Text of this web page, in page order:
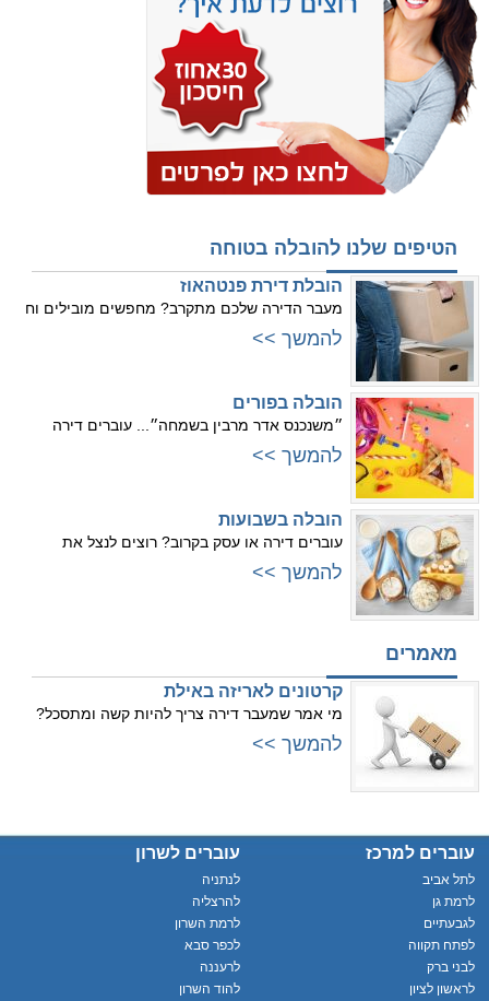
הטיפים שלנו להובלה בטוחה
הובלת דירת פנטהאוז
מעבר הדירה שלכם מתקרב? מחפשים מובילים וח
להמשך >>
הובלה בפורים
״משנכנס אדר מרבין בשמחה״... עוברים דירה
להמשך >>
הובלה בשבועות
עוברים דירה או עסק בקרוב? רוצים לנצל את
להמשך >>
מאמרים
קרטונים לאריזה באילת
מי אמר שמעבר דירה צריך להיות קשה ומתסכל?
להמשך >>
עוברים למרכז
לתל אביב
לרמת גן
לגבעתיים
לפתח תקווה
לבני ברק
לראשון לציון
עוברים לשרון
לנתניה
להרצליה
לרמת השרון
לכפר סבא
לרעננה
להוד השרון